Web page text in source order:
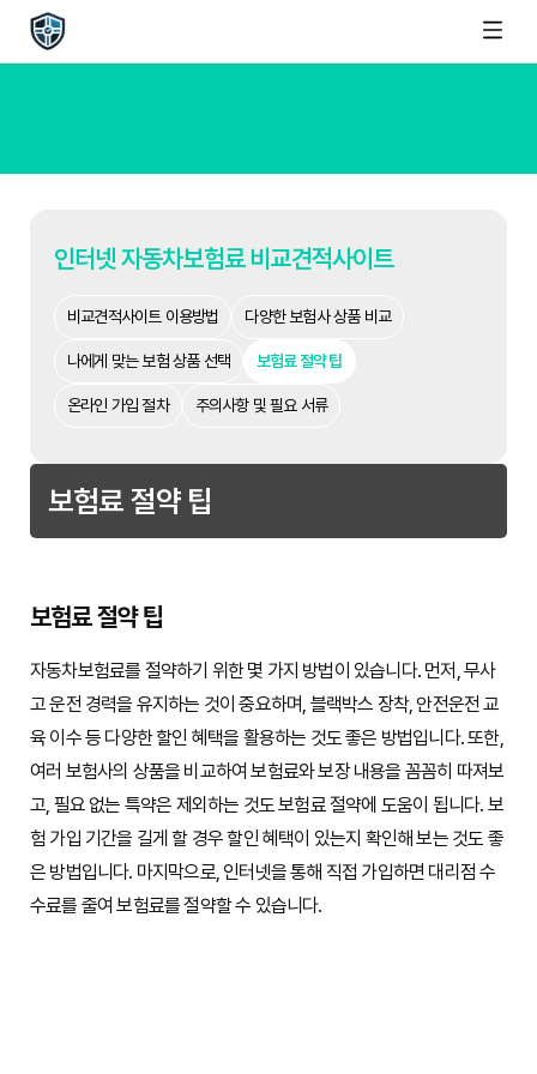
인터넷 자동차보험료 비교견적사이트
비교견적사이트 이용방법 다양한 보험사 상품 비교
나에게 맞는 보험 상품 선택 보험료 절약 팁
온라인 가입 절차 주의사항 및 필요 서류
보험료 절약 팁
보험료 절약 팁
자동차보험료를 절약하기 위한 몇 가지 방법이 있습니다. 먼저, 무사
고 운전 경력을 유지하는 것이 중요하며, 블랙박스 장착, 안전운전 교
육 이수 등 다양한 할인 혜택을 활용하는 것도 좋은 방법입니다. 또한,
여러 보험사의 상품을 비교하여 보험료와 보장 내용을 꼼꼼히 따져보
고, 필요 없는 특약은 제외하는 것도 보험료 절약에 도움이 됩니다. 보
험 가입 기간을 길게 할 경우 할인 혜택이 있는지 확인해 보는 것도 좋
은 방법입니다. 마지막으로, 인터넷을 통해 직접 가입하면 대리점 수
수료를 줄여 보험료를 절약할 수 있습니다.